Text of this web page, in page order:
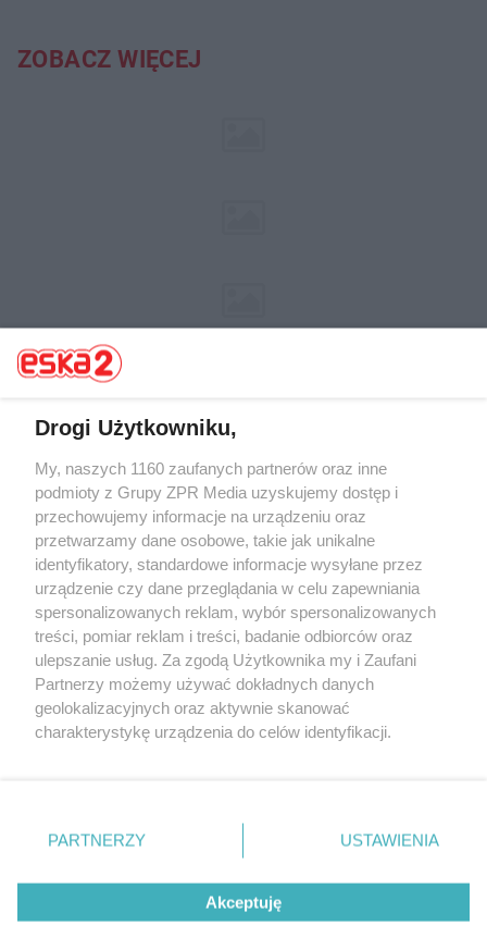
ZOBACZ WIĘCEJ
Żaden utwór zamieszczony w serwisie nie może być powielany i
rozpowszechniany lub dalej rozpowszechniany w jakikolwiek sposób (w
tym także elektroniczny lub mechaniczny) na jakimkolwiek polu
eksploatacji w jakiejkolwiek formie, włącznie z umieszczaniem w
Internecie bez pisemnej zgody właściciela praw. Jakiekolwiek użycie lub
wykorzystanie utworów w całości lub w części z naruszeniem prawa,
tzn. bez właściwej zgody, jest zabronione pod groźbą kary i może być
ścigane prawnie.
Drogi Użytkowniku,
My, naszych 1160 zaufanych partnerów oraz inne
podmioty z Grupy ZPR Media uzyskujemy dostęp i
przechowujemy informacje na urządzeniu oraz
przetwarzamy dane osobowe, takie jak unikalne
identyfikatory, standardowe informacje wysyłane przez
urządzenie czy dane przeglądania w celu zapewniania
spersonalizowanych reklam, wybór spersonalizowanych
treści, pomiar reklam i treści, badanie odbiorców oraz
ulepszanie usług. Za zgodą Użytkownika my i Zaufani
Partnerzy możemy używać dokładnych danych
geolokalizacyjnych oraz aktywnie skanować
charakterystykę urządzenia do celów identyfikacji.
zmienić/wycofać klikając przycisk ustawień prywatności
znajdujący się w lewym dolnym rogu strony
rodzaje przetwarzania danych nie wymagają zgody
użytkownika, ale masz prawo sprzeciwić się takiemu
PARTNERZY USTAWIENIA
Akceptuję